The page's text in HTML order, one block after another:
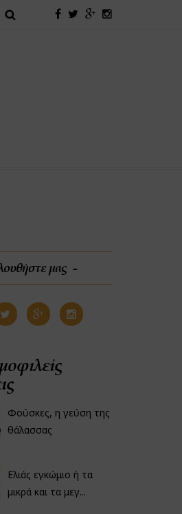
μας
Φούσκες, η γεύση της
θάλασσας
Ελιάς εγκώμιο ή τα
μικρά και τα μεγ...